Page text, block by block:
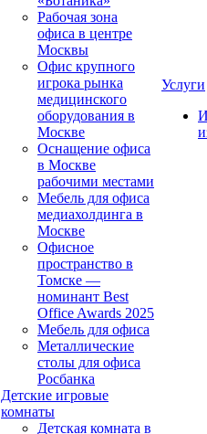
Рабочая зона
офиса в центре
Москвы
Офис крупного
игрока рынка
медицинского
оборудования в
Москве
Оснащение офиса
в Москве
рабочими местами
Мебель для офиса
медиахолдинга в
Москве
Офисное
пространство в
Томске —
номинант Best
Office Awards 2025
Мебель для офиса
Металлические
столы для офиса
Росбанка
Детские игровые
комнаты
Детская комната в
Услуги